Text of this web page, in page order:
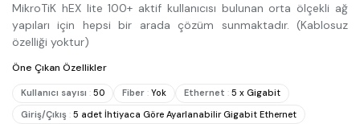
MikroTiK hEX lite 100+ aktif kullanıcısı bulunan orta ölçekli ağ
yapıları için hepsi bir arada çözüm sunmaktadır. (Kablosuz
özelliği yoktur)
Öne Çıkan Özellikler
Kullanıcı sayısı : 50 Fiber : Yok Ethernet : 5 x Gigabit
Giriş/Çıkış : 5 adet İhtiyaca Göre Ayarlanabilir Gigabit Ethernet